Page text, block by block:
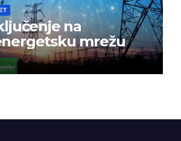
na
mrežu